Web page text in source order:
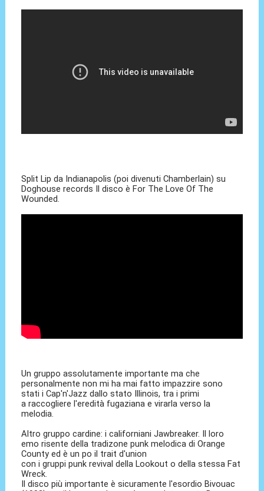
Split Lip da Indianapolis (poi divenuti Chamberlain) su
Doghouse records Il disco è For The Love Of The
Wounded.
Un gruppo assolutamente importante ma che
personalmente non mi ha mai fatto impazzire sono
stati i Cap'n'Jazz dallo stato Illinois, tra i primi
a raccogliere l'eredità fugaziana e virarla verso la
melodia.
Altro gruppo cardine: i californiani Jawbreaker. Il loro
emo risente della tradizone punk melodica di Orange
County ed è un po il trait d'union
con i gruppi punk revival della Lookout o della stessa Fat
Wreck.
Il disco più importante è sicuramente l'esordio Bivouac